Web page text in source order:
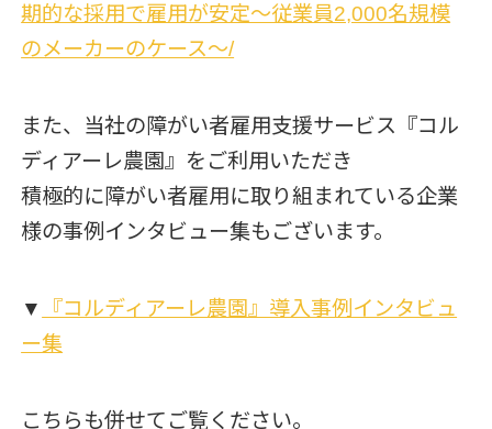
期的な採用で雇用が安定～従業員2,000名規模
のメーカーのケース～/
また、当社の障がい者雇用支援サービス『コル
ディアーレ農園』をご利用いただき
積極的に障がい者雇用に取り組まれている企業
様の事例インタビュー集もございます。
▼
『コルディアーレ農園』導入事例インタビュ
ー集
こちらも併せてご覧ください。